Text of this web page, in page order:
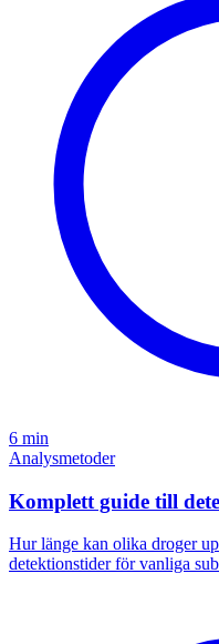
6 min
Analysmetoder
Komplett guide till
Hur länge kan olika droger
detektionstider för vanliga